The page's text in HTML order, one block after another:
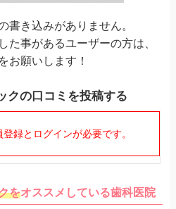
き込みがありません。
事があるユーザーの方は、
お願いします！
クの口コミを投稿する
録とログインが必要です。
をオススメしている歯科医院